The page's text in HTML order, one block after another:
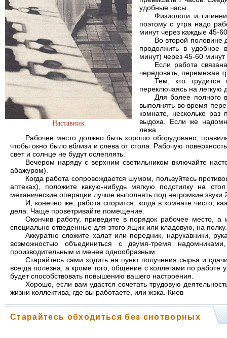
Наставник
удобные часы.
Физиологи и
поэтому с утра надо
минут через каждые 45-
Во второй половине
продолжить в удобное
минут) через 45-60
Если работа
чередовать, перемежая
Тем, кто трудится
переключаясь на
Для более полного
выполнять во время
комнате, несколько раз
выдоха. Если же
лежа.
Рабочее место должно быть хорошо оборудовано,
чтобы окно было вблизи и слева от стола. Рабочую
свет и солнце не будут ослеплять.
Вечером наряду с верхним светильником включайте
абажуром).
Когда работа сопровождается шумом, пользуйтесь
аптеках), положите какую-нибудь мягкую подстилку на
механические операции лучше выполнять под негромкие звуки
И, конечно же, работа спорится, когда в комнате чисто,
дела. Чаще проветривайте помещение.
Окончив работу, приведите в порядок рабочее место,
специально отведенные для этого ящик или кладовую, на полку.
Аккуратно сложите халат или передник, нарукавники,
возможностью объединиться с двумя-тремя
производительным и менее однообразным.
Старайтесь сами ходить на пункт получения сырья и
всегда полезна, а кроме того, общение с коллегами по работе
будет способствовать повышению вашего настроения.
Хорошо, если вам удастся сочетать трудовую
жизни коллектива, где вы работаете, или жэка. Киев
Старайтесь обходиться без снотворных